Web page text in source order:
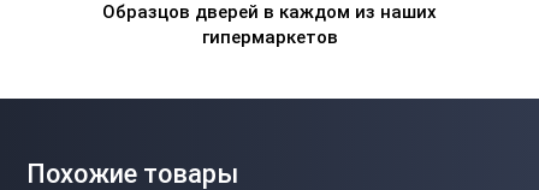
Образцов дверей в каждом из наших
гипермаркетов
Похожие товары